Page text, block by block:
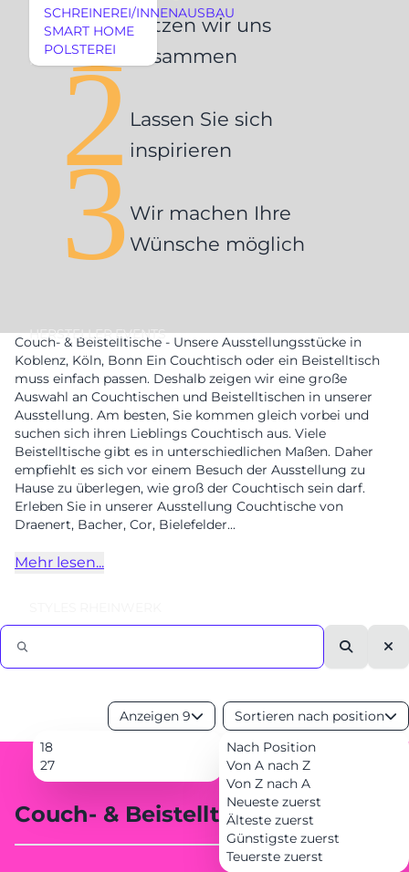
SCHREINEREI/INNENAUSBAU
SMART HOME
POLSTEREI
REFERENZEN
HERSTELLEREVENTS
HERSTELLER
EVENTS
STYLES
RHEINWERK
AUSSTELLUNGSSTÜCKE
AUSSTELLUNGSSTÜCKE
MÖBEL
MÖBEL
Setzen wir uns
zusammen
2Lassen Sie sich
inspirieren
3 Wir machen Ihre
Wünsche möglich
Couch- & Beistelltische - Unsere Ausstellungsstücke in
Koblenz, Köln, Bonn Ein Couchtisch oder ein Beistelltisch
muss einfach passen. Deshalb zeigen wir eine große
Auswahl an Couchtischen und Beistelltischen in unserer
Ausstellung. Am besten, Sie kommen gleich vorbei und
suchen sich ihren Lieblings Couchtisch aus. Viele
Beistelltische gibt es in unterschiedlichen Maßen. Daher
empfiehlt es sich vor einem Besuch der Ausstellung zu
Hause zu überlegen, wie groß der Couchtisch sein darf.
Erleben Sie in unserer Ausstellung Couchtische von
Draenert, Bacher, Cor, Bielefelder...
Mehr lesen...
Suche
Anzeigen 9
18
27
Sortieren nach position
Nach Position
Von A nach Z
Von Z nach A
Neueste zuerst
Älteste zuerst
Günstigste zuerst
Teuerste zuerst
Couch- & Beistelltische
Senden
Königswinterer Str. 319
0 22 23 - 91 89 0